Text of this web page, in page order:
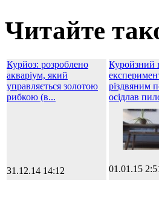
Читайте
Курйоз: розроблено
акваріум, який
управляється золотою
рибкою (в...
31.12.14 14:12
Куройзний
різдвяним
осідлав
01.01.15